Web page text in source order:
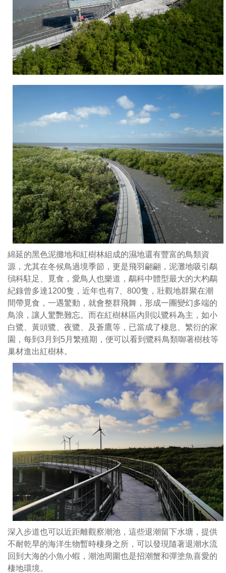
廣
提
供
了
著
西
濱
快
速
道
橋
墩
底
到
玉
華
宮，
也
都
劃
設
免
停
車
格，
便
捷，
是
整
個
西
海
岸
最
熱
綿延的黑色泥攤地和紅樹林組成的濕地還有豐富的鳥類資
源，尤其在冬候鳥過境季節，更是飛羽翩翩，泥灘地吸引鷸
鴴科駐足、覓食，愛鳥人也樂道，鷸科中體型最大的大杓鷸
紀錄曾多達1200隻，近年也有7、800隻，壯觀地群聚在潮
間帶覓食，一遇驚動，就會整群飛舞，形成一團變幻多端的
鳥浪，讓人驚艷難忘。而在紅樹林區內則以鷺科為主，如小
白鷺、黃頭鷺、夜鷺、及蒼鷹等，已當成了棲息、繁衍的家
園，每到3月到5月繁殖期，便可以看到鷺科鳥類啣著樹枝等
巢材進出紅樹林。
深入步道也可以近距離觀察潮池，這些退潮留下水塘，提供
不耐乾旱的海洋生物暫時棲身之所，可以發現隨著退潮水流
回到大海的小魚小蝦，潮池周圍也是招潮蟹和彈塗魚喜愛的
棲地環境。